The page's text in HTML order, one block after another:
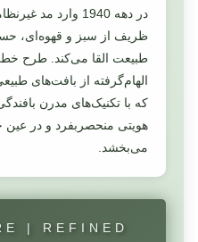
در دهه 1940 وارد
ظریف از سبز و قهوه‌ای،
طبیعت القا می‌کند. طرح
الهام‌گرفته از بافت‌های
که با تکنیک‌های مدرن
هویتی منحصربفرد و در
می‌بخشد.
| REFINED